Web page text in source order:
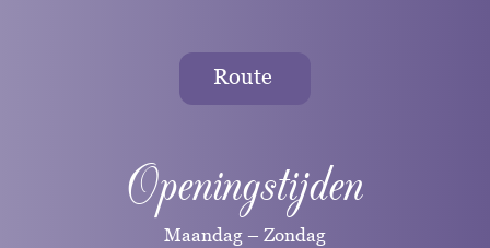
Route
Openingstijden
Maandag – Zondag